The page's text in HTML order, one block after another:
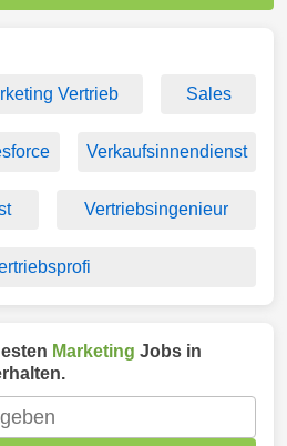
Vertrieb Sales
Verkaufsinnendienst
Vertriebsingenieur
Marketing Jobs in